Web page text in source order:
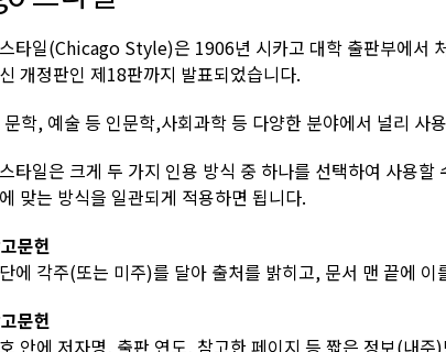
타일(Chicago Style)은 1906년 시카고 대학 출판부에서
개정판인 제18판까지 발표되었습니다.
학, 예술 등 인문학,사회과학 등 다양한 분야에서 널리 사
타일은 크게 두 가지 인용 방식 중 하나를 선택하여 사용
맞는 방식을 일관되게 적용하면 됩니다.
문헌
에 각주(또는 미주)를 달아 출처를 밝히고, 문서 맨 끝에
문헌